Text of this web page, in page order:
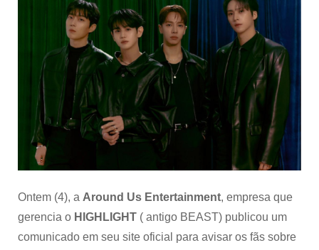
HIGHLIGHT
solta
nota
para
alertar
fãs
mails
falsos
Ontem (4), a Around Us Entertainment, empresa que
gerencia o HIGHLIGHT ( antigo BEAST) publicou um
comunicado em seu site oficial para avisar os fãs sobre